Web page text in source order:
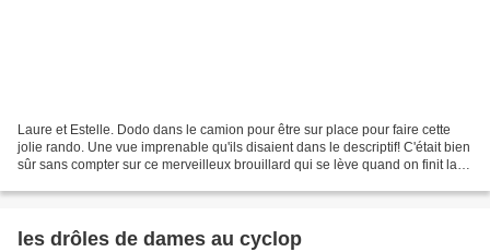
Laure et Estelle. Dodo dans le camion pour être sur place pour faire cette
jolie rando. Une vue imprenable qu'ils disaient dans le descriptif! C'était bien
sûr sans compter sur ce merveilleux brouillard qui se lève quand on finit la
les drôles de dames au cyclop